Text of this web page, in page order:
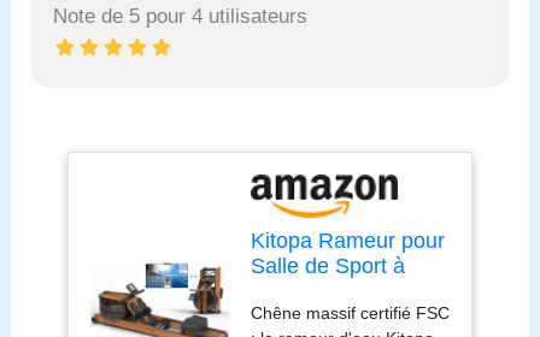
Note de 5 pour 4 utilisateurs
Kitopa Rameur pour
Salle de Sport à
Pliable en Bois de
Chêne massif certifié FSC